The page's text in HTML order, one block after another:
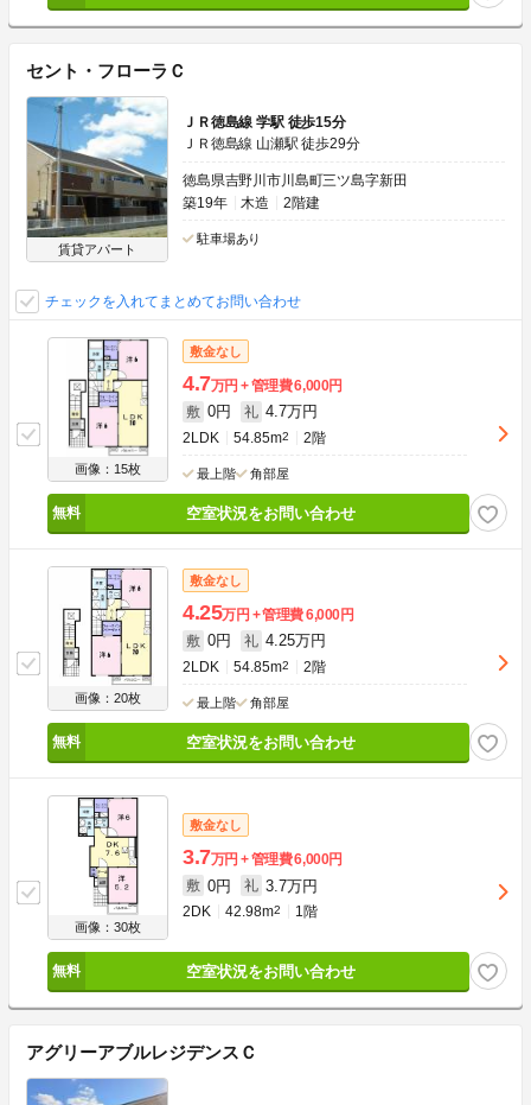
セント・フローラＣ
賃貸アパート
ＪＲ徳島線 学駅 徒歩15分
ＪＲ徳島線 山瀬駅 徒歩29分
徳島県吉野川市川島町三ツ島字新田
築19年
木造 2階建
駐車場あり
チェックを入れてまとめてお問い合わせ
画像：15枚
敷金なし
4.7万円 管理費6,000円
敷 0円 礼 4.7万円
2LDK 54.85m2 2階
最上階 角部屋
空室状況をお問い合わせ
画像：20枚
敷金なし
4.25万円 管理費6,000円
敷 0円 礼 4.25万円
2LDK 54.85m2 2階
最上階 角部屋
空室状況をお問い合わせ
画像：30枚
敷金なし
3.7万円 管理費6,000円
敷 0円 礼 3.7万円
2DK 42.98m2 1階
空室状況をお問い合わせ
アグリーアブルレジデンスＣ